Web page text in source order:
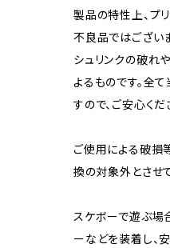
製品の特性上、プ
不良品ではござい
シュリンクの破れ
よるものです。全
すので、ご安心くだ
ご使用による破損
換の対象外とさせ
スケボーで遊ぶ場
ーなどを装着し、